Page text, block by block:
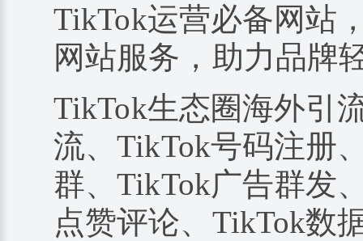
TikTok运营必备网站
网站服务，助力品牌
TikTok生态圈海外引
流、TikTok号码注册
群、TikTok广告群发
点赞评论、TikTok数